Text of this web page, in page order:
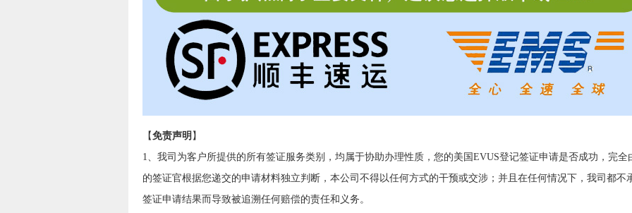
【免责声明 】
1、我司为客户所提供的所有签证服务类别，均属于协助办理性质，您的美国EVUS登记签证申请是否成功，完全
的签证官根据您递交的申请材料独立判断，本公司不得以任何方式的干预或交涉；并且在任何情况下，我司都不
签证申请结果而导致被追溯任何赔偿的责任和义务。